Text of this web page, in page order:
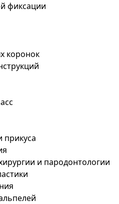
фиксации
коронок
прикуса
и пародонтологии